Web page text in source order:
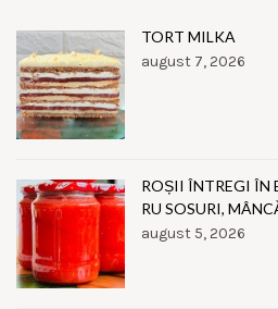
TORT MILKA
august 7, 2026
ROȘII ÎNTREGI ÎN
RU SOSURI,
august 5, 2026